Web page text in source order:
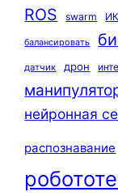
ROS swarm ИК
балансировать
датчик дрон
нейронная
распознавание